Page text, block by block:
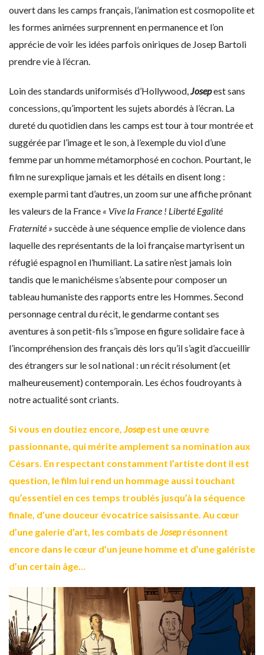
ouvert dans les camps français, l’animation est cosmopolite et
les formes animées surprennent en permanence et l’on
apprécie de voir les idées parfois oniriques de Josep Bartoli
prendre vie à l’écran.
Loin des standards uniformisés d’Hollywood,Josepest sans
concessions, qu’importent les sujets abordés à l’écran. La
dureté du quotidien dans les camps est tour à tour montrée et
suggérée par l’image et le son, à l’exemple du viol d’une
femme par un homme métamorphosé en cochon. Pourtant, le
film ne surexplique jamais et les détails en disent long :
exemple parmi tant d’autres, un zoom sur une affiche prônant
les valeurs de la France « Vive la France ! Liberté Egalité
Fraternité » succède à une séquence emplie de violence dans
laquelle des représentants de la loi française martyrisent un
réfugié espagnol en l’humiliant. La satire n’est jamais loin
tandis que le manichéisme s’absente pour composer un
tableau humaniste des rapports entre les Hommes. Second
personnage central du récit, le gendarme contant ses
aventures à son petit-fils s’impose en figure solidaire face à
l’incompréhension des français dès lors qu’il s’agit d’accueillir
des étrangers sur le sol national : un récit résolument (et
malheureusement) contemporain. Les échos foudroyants à
notre actualité sont criants.
Si vous en doutiez encore, Josepest une œuvre
passionnante, qui mérite amplement sa nomination aux
Césars. En respectant constamment l’artiste dont il est
question, le film lui rend un hommage aussi touchant
qu’essentiel en ces temps troublés jusqu’à la séquence
finale, d’une douceur évocatrice saisissante. Au cœur
d’une galerie d’art, les combats deJoseprésonnent
encore dans le cœur d’un jeune homme et d’une galériste
d’un certain âge…